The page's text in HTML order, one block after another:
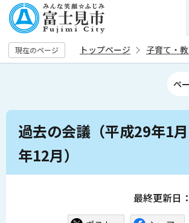
の
ペ
ー 現在のページ トップページ 子育て・
ペ
本
か
過去の会議（平成29年1
年12月）
最終更新日